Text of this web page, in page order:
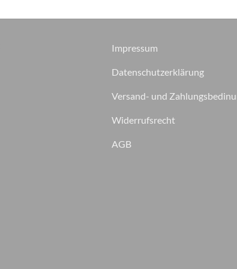
Impressum
Datenschutzerklärung
Versand- und
Widerrufsrecht
AGB